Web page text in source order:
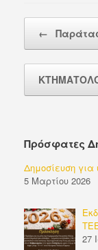
←
Πρόσφατες
Δημοσίευση
5 Μαρτίου 2026
27